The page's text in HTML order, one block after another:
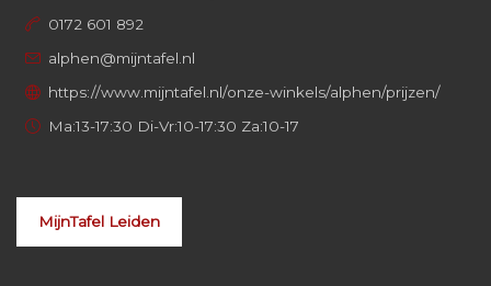
0172 601 892
alphen@mijntafel.nl
https://www.mijntafel.nl/onze-winkels/alphen/prijzen/
Ma:13-17:30 Di-Vr:10-17:30 Za:10-17
MijnTafel Leiden